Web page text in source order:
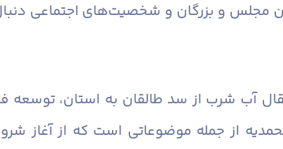
مجلس و بزرگان و شخصیت‌های اجتماعی
آب شرب از سد طالقان به استان، توسعه
از جمله موضوعاتی است که از آغاز